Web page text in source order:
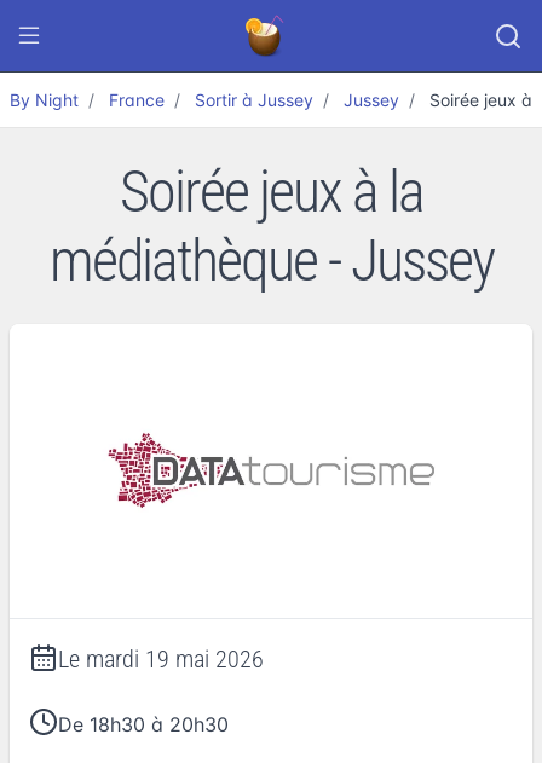
By Night France Sortir à Jussey Jussey Soirée jeux à
Soirée jeux à la
médiathèque - Jussey
Le mardi 19 mai 2026
De 18h30 à 20h30